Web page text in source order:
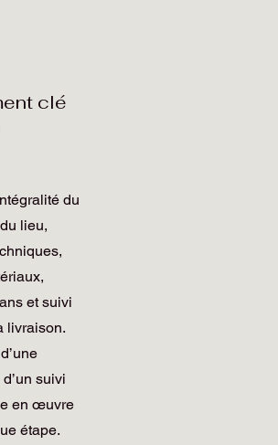
clé
du
lieu,
et suivi
livraison.
suivi
en œuvre
étape.